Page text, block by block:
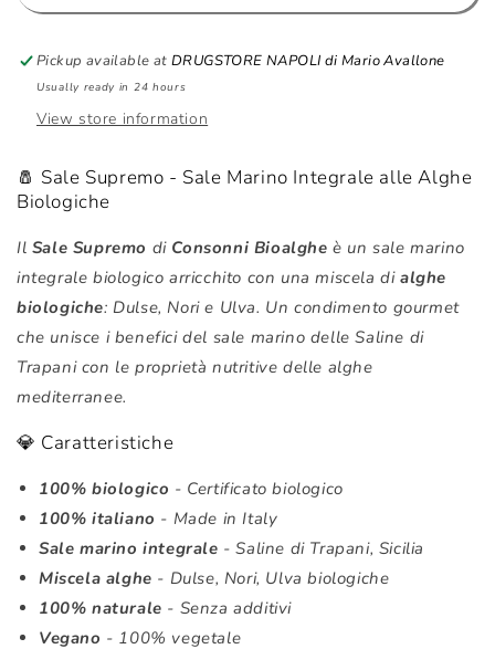
Alghe
Biologiche
500g
-
Bioalghe
Alghe
-
Bioalghe
Pickup available atDRUGSTORE NAPOLI di Mario Avallone
Usually ready in 24 hours
View store information
🧂 Sale Supremo - Sale Marino Integrale alle Alghe
Biologiche
Il Sale Supremo di Consonni Bioalghe è un sale marino
integrale biologico arricchito con una miscela dialghe
biologiche: Dulse, Nori e Ulva. Un condimento gourmet
che unisce i benefici del sale marino delle Saline di
Trapani con le proprietà nutritive delle alghe
mediterranee.
💎 Caratteristiche
100% biologico - Certificato biologico
100% italiano - Made in Italy
Sale marino integrale - Saline di Trapani, Sicilia
Miscela alghe - Dulse, Nori, Ulva biologiche
100% naturale - Senza additivi
Vegano - 100% vegetale